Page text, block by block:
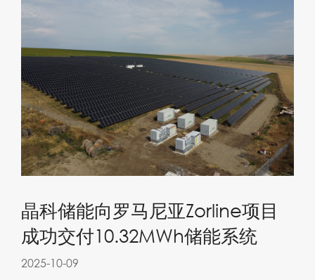
晶科储能向罗马尼亚Zorline项目
成功交付10.32MWh储能系统
2025-10-09